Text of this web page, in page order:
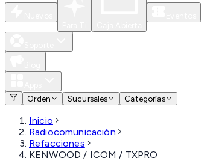
Orden
Sucursales Categorías
Inicio
Radiocomunicación
Refacciones
KENWOOD / ICOM / TXPRO